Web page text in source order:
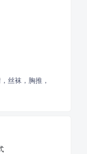
丝袜，胸推，